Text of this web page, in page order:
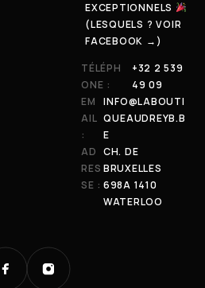
EXCEPTIONNELS
(LESQUELS ? VOIR
FACEBOOK →)
TÉLÉPH
ONE :
+32 2 539
49 09
EM
AIL
:
INFO@LABOUTI
QUEAUDREYB.B
E
AD
RES
SE :
CH. DE
BRUXELLES
698A 1410
WATERLOO